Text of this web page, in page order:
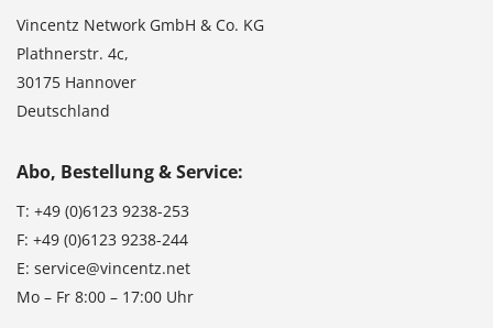
Vincentz Network GmbH & Co. KG
Plathnerstr. 4c,
30175 Hannover
Deutschland
Abo, Bestellung & Service:
T: +49 (0)6123 9238-253
F: +49 (0)6123 9238-244
E: service@vincentz.net
Mo – Fr 8:00 – 17:00 Uhr